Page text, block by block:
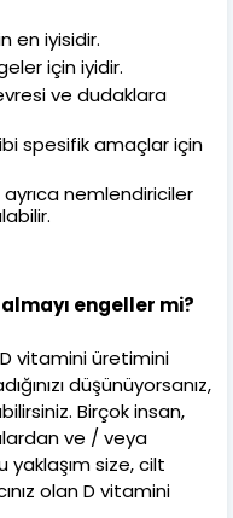
en iyisidir.
için iyidir.
ve dudaklara
spesifik amaçlar için
nemlendiriciler
engeller mi?
vitamini üretimini
düşünüyorsanız,
Birçok insan,
ve / veya
yaklaşım size, cilt
olan D vitamini